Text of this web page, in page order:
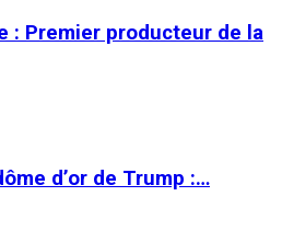
: Premier producteur de la
d’or de Trump :…